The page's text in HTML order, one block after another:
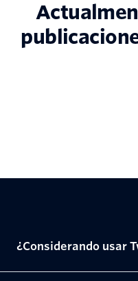
¿Considerando usar